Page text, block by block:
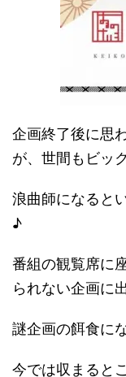
企画終了後に思
が、世間もビッ
浪曲師になると
♪
番組の観覧席に
られない企画に
謎企画の餌食に
今では収まると